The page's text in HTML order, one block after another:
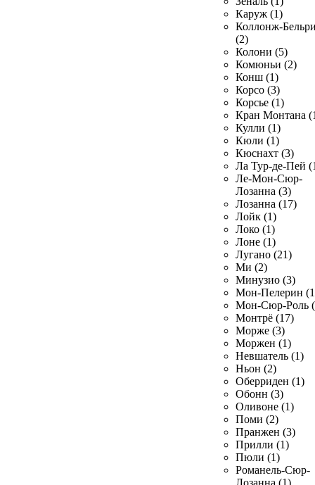
Каруж (1)
Коллонж-
(2)
Колони (5)
Комюньи (2)
Конш (1)
Корсо (3)
Корсье (1)
Кран Монтана
Кулли (1)
Кюли (1)
Кюснахт (3)
Ла Тур-де-Пей
Ле-Мон-Сюр-
Лозанна (3)
Лозанна (17)
Лойк (1)
Локо (1)
Лоне (1)
Лугано (21)
Ми (2)
Минузио (3)
Мон-Пелерин
Мон-Сюр-Роль
Монтрё (17)
Морже (3)
Моржен (1)
Невшатель (1)
Ньон (2)
Оберриден (1)
Обонн (3)
Оливоне (1)
Поми (2)
Пранжен (3)
Прилли (1)
Пюли (1)
Романель-Сюр-
Лозанна (1)